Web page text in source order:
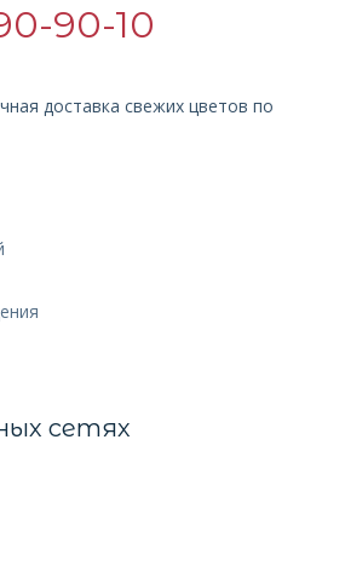
90-10
доставка свежих цветов по
сетях